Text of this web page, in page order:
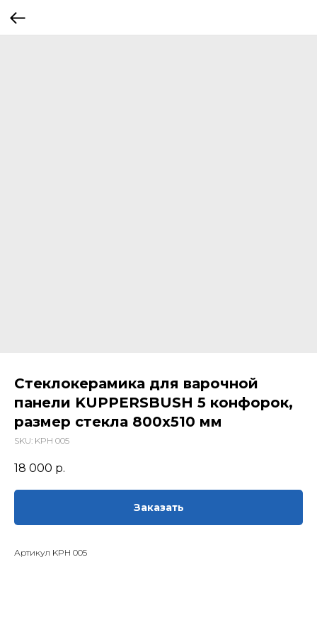
Стеклокерамика для варочной
панели KUPPERSBUSH 5 конфорок,
размер стекла 800х510 мм
SKU: KPH 005
18 000 р.
Заказать
Артикул KPH 005